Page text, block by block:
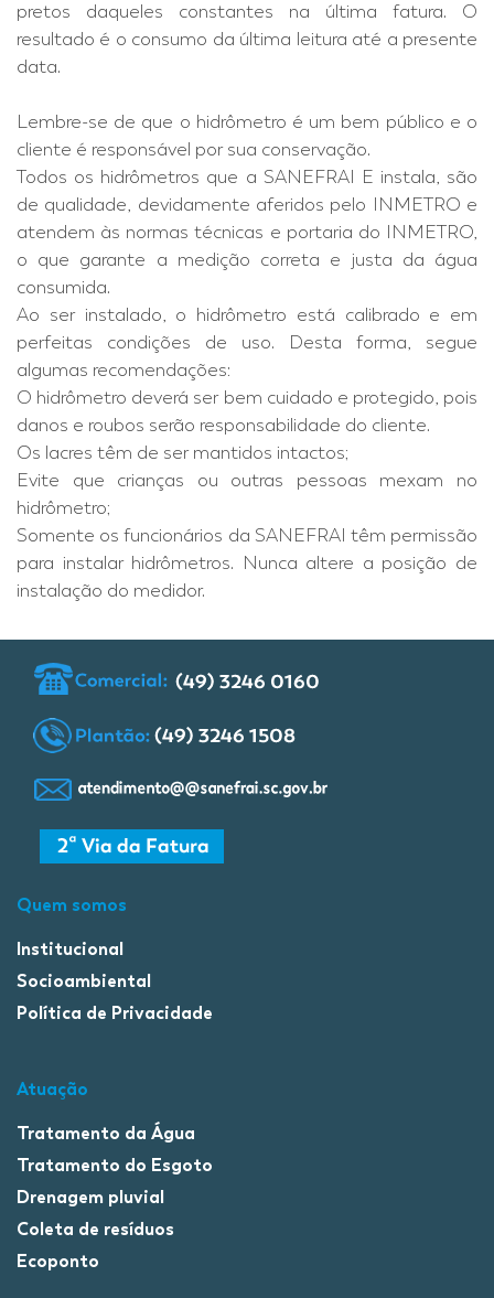
pretos daqueles constantes na última fatura. O
resultado é o consumo da última leitura até a presente
data.
Lembre-se de que o hidrômetro é um bem público e o
cliente é responsável por sua conservação.
Todos os hidrômetros que a SANEFRAI E instala, são
de qualidade, devidamente aferidos pelo INMETRO e
atendem às normas técnicas e portaria do INMETRO,
o que garante a medição correta e justa da água
consumida.
Ao ser instalado, o hidrômetro está calibrado e em
perfeitas condições de uso. Desta forma, segue
algumas recomendações:
O hidrômetro deverá ser bem cuidado e protegido, pois
danos e roubos serão responsabilidade do cliente.
Os lacres têm de ser mantidos intactos;
Evite que crianças ou outras pessoas mexam no
hidrômetro;
Somente os funcionários da SANEFRAI têm permissão
para instalar hidrômetros. Nunca altere a posição de
instalação do medidor.
Quem somos
Institucional
Socioambiental
Política de Privacidade
Atuação
Tratamento da Água
Tratamento do Esgoto
Drenagem pluvial
Coleta de resíduos
Ecoponto